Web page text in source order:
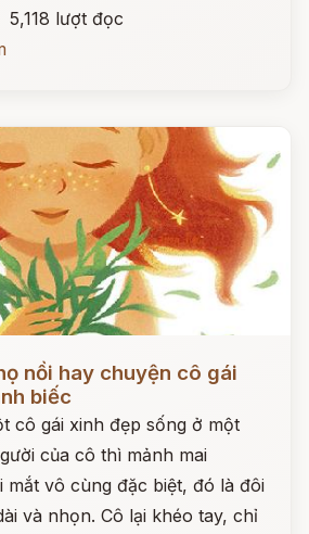
5,118 lượt đọc
nồi hay chuyện cô gái
biếc
cô gái xinh đẹp sống ở một
của cô thì mảnh mai
mắt vô cùng đặc biệt, đó là đôi
và nhọn. Cô lại khéo tay, chỉ